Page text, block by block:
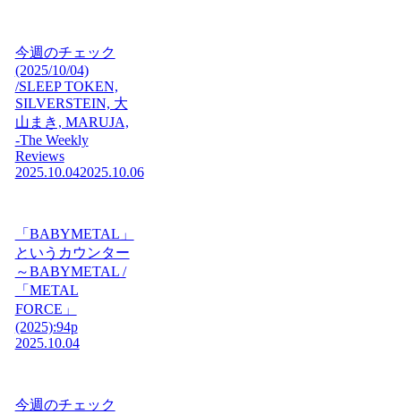
今週のチェック
(2025/10/04)
/SLEEP TOKEN,
SILVERSTEIN, 大
山まき, MARUJA,
-The Weekly
Reviews
2025.10.042025.10.06
「BABYMETAL」
というカウンター
～BABYMETAL /
「METAL
FORCE」
(2025):94p
2025.10.04
今週のチェック